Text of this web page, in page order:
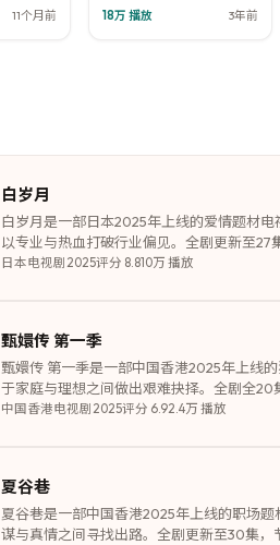
11个月前 18万 播放 3年前
白岁月
白岁月是一部日本2025年上线的爱情题材
以专业与热血打破行业偏见。全剧更新至27
日本电视剧2025评分 8.810万 播放
甄嬛传 第一季
甄嬛传 第一季是一部中国香港2025年上线
于家庭与理想之间做出艰难抉择。全剧全20
中国香港电视剧2025评分 6.92.4万 播放
夏谷巷
夏谷巷是一部中国香港2025年上线的职场
谋与真情之间寻找出路。全剧更新至30集，